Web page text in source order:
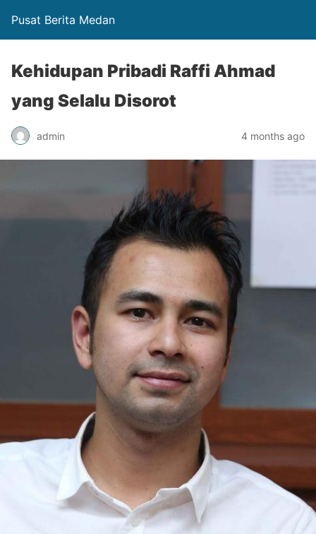
Pusat Berita Medan
Kehidupan Pribadi Raffi Ahmad
yang Selalu Disorot
admin 4 months ago